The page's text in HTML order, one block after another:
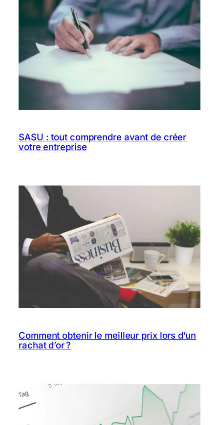
SASU : tout comprendre avant de créer
votre entreprise
Comment obtenir le meilleur prix lors d’un
rachat d’or ?